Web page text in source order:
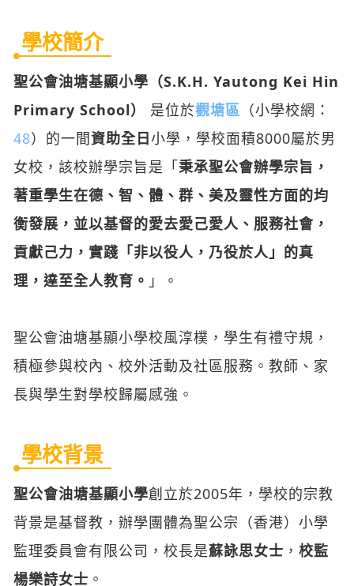
48）的一間資助全日
女校，該校辦學宗旨是「
秉承聖公會辦學宗旨，
著重學生在德、智、體、群、美及靈性方面的均
衡發展，並以基督的愛去愛己愛人、服務社會，
貢獻己力，實踐「非以役人，乃役於人」的真
理，達至全人教育。 」。
聖公會油塘基顯小學校風淳樸，學生有禮守規，
積極參與校內、校外活動及社區服務。教師、家
學校背景
聖公會油塘基顯小學創立於2005年，學校的宗教
監理委員會有限公司，校長是
楊樂詩女士。
該校校訓是：非以役人 乃役於人